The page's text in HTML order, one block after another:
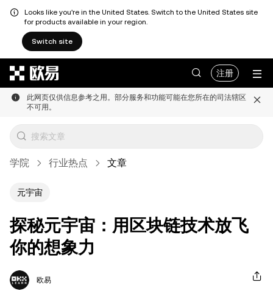
Looks like you're in the United States. Switch to the United States site
for products available in your region.
Switch site
注册
此网页仅供信息参考之用。部分服务和功能可能在您所在的司法辖区
不可用。
学院 行业热点 文章
元宇宙
探秘元宇宙：用区块链技术放飞
你的想象力
欧易